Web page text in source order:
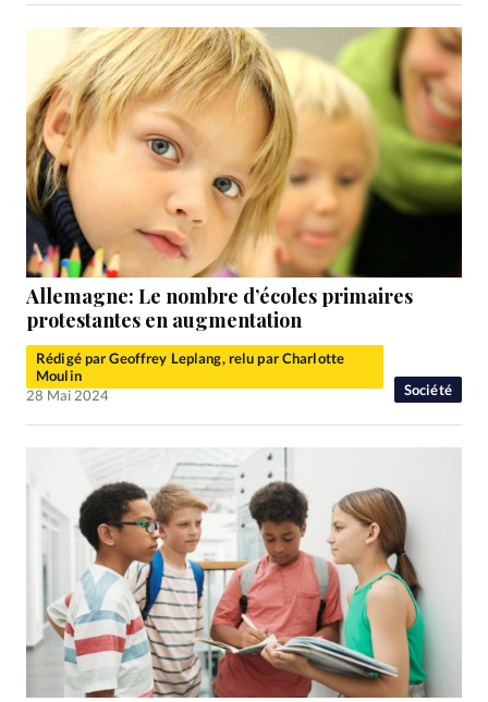
Société
Allemagne: Le nombre d’écoles primaires
protestantes en augmentation
Rédigé par Geoffrey Leplang, relu par Charlotte
Moulin
28 Mai 2024